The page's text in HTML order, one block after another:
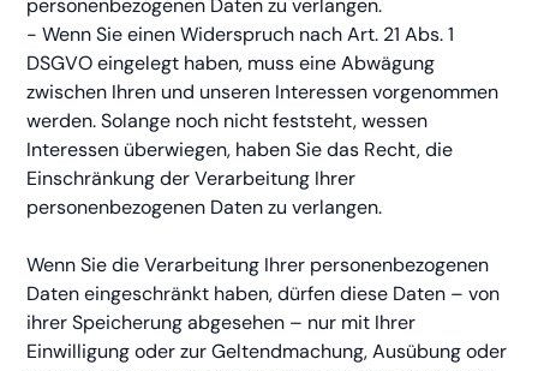
personenbezogenen Daten zu verlangen.
- Wenn Sie einen Widerspruch nach Art. 21 Abs. 1
DSGVO eingelegt haben, muss eine Abwägung
zwischen Ihren und unseren Interessen vorgenommen
werden. Solange noch nicht feststeht, wessen
Interessen überwiegen, haben Sie das Recht, die
Einschränkung der Verarbeitung Ihrer
personenbezogenen Daten zu verlangen.
Wenn Sie die Verarbeitung Ihrer personenbezogenen
Daten eingeschränkt haben, dürfen diese Daten – von
ihrer Speicherung abgesehen – nur mit Ihrer
Einwilligung oder zur Geltendmachung, Ausübung oder